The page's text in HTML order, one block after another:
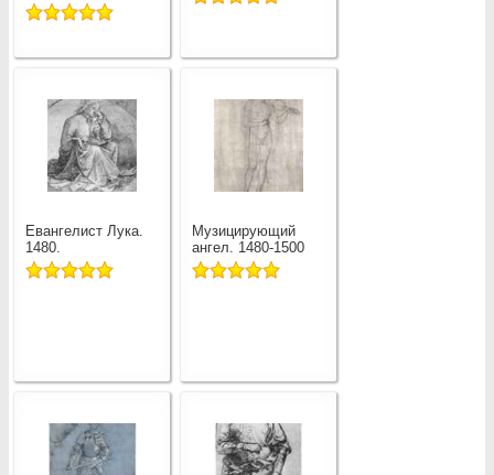
Евангелист Лука.
1480.
Музицирующий
ангел. 1480-1500